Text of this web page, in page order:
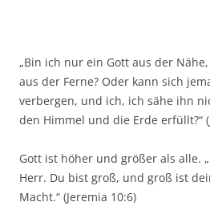
„Bin ich nur ein Gott aus der
aus der Ferne? Oder kann sich
verbergen, und ich, ich sähe ihn
den Himmel und die Erde erfüllt?“
Gott ist höher und größer als alle.
Herr. Du bist groß, und groß ist
Macht.“ (Jeremia 10:6)